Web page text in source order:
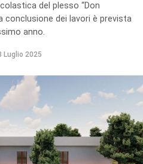
del plesso “Don
conclusione dei lavori è prevista
anno.
Luglio 2025